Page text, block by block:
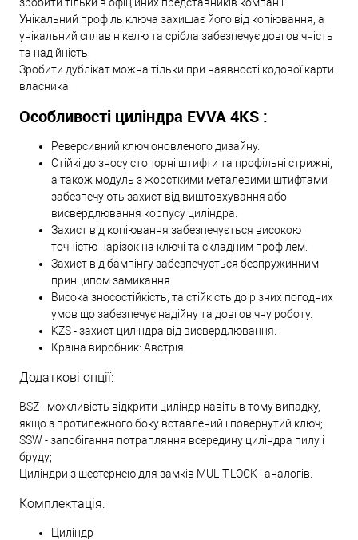
Унікальний профіль ключа захищає його від копіювання, а
унікальний сплав нікелю та срібла забезпечує довговічність
та надійність.
Зробити дублікат можна тільки при наявності кодової карти
власника.
Особливості циліндра EVVA 4KS :
Реверсивний ключ оновленого дизайну.
Стійкі до зносу стопорні штифти та профільні стрижні,
а також модуль з жорсткими металевими штифтами
забезпечують захист від виштовхування або
висвердлювання корпусу циліндра.
Захист від копіювання забезпечується високою
точністю нарізок на ключі та складним профілем.
Захист від бампінгу забезпечується безпружинним
принципом замикання.
Висока зносостійкість, та стійкість до різних погодних
умов що забезпечує надійну та довговічну роботу.
KZS - захист циліндра від висвердлювання.
Країна виробник: Австрія.
Додаткові опції:
BSZ - можливість відкрити циліндр навіть в тому випадку,
якщо з протилежного боку вставлений і повернутий ключ;
SSW - запобігання потрапляння всередину циліндра пилу і
бруду;
Циліндри з шестернею для замків MUL-T-LOCK і аналогів.
Комплектація:
Циліндр